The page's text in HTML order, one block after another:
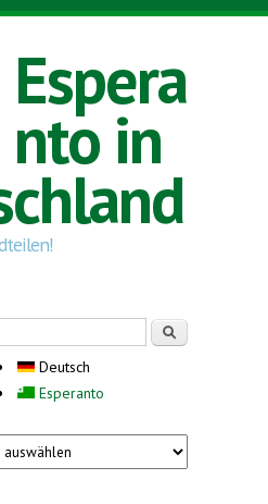
Espera
nto in
Deutsch
Esperanto